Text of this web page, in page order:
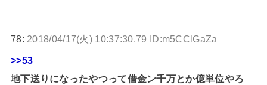
78: 2018/04/17(火) 10:37:30.79 ID:m5CClGaZa
>>53
地下送りになったやつって借金ン千万とか億単位やろ